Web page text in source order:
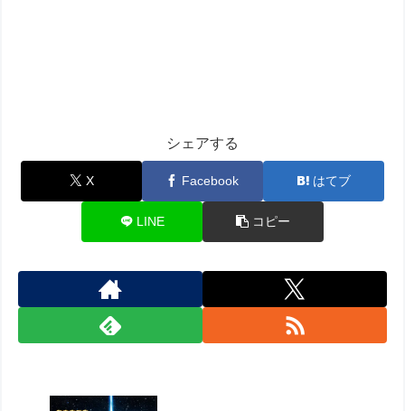
シェアする
X Facebook はてブ
LINE コピー